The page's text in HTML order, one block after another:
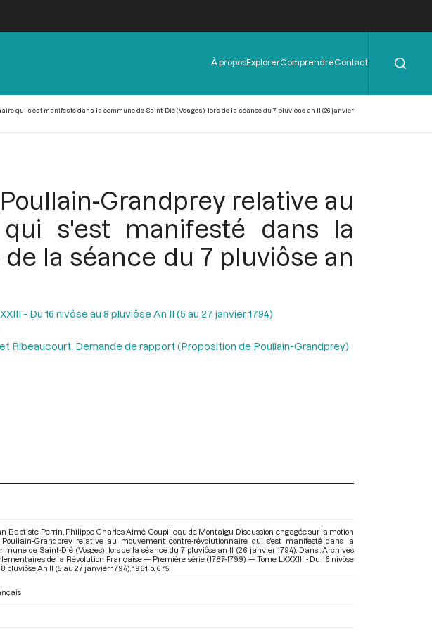
Menu
de
À proposExplorerComprendreContact
qui s'est manifesté dans la commune de Saint-Dié (Vosges), lors de la séance du 7 pluviôse an II (26 janvier
Grandprey relative au
s'est manifesté dans la
la séance du 7 pluviôse an
- Du 16 nivôse au 8 pluviôse An II (5 au 27 janvier 1794)
Ribeaucourt. Demande de rapport (Proposition de Poullain-Grandprey)
Baptiste Perrin, Philippe Charles Aimé Goupilleau de Montaigu. Discussion engagée sur la motion
Poullain-Grandprey relative au mouvement contre-révolutionnaire qui s'est manifesté dans la
de Saint-Dié (Vosges), lors de la séance du 7 pluviôse an II (26 janvier 1794). Dans : Archives
de la Révolution Française — Première série (1787-1799) — Tome LXXXIII - Du 16 nivôse
pluviôse An II (5 au 27 janvier 1794) . 1961. p. 675.